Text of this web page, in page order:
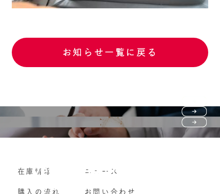
お知らせ一覧に戻る
購入の流れ
よくいただくご質問
Vehicle purchase
車両買い取り
在庫情報
購入の流れ
ニュース
お問い合わせ